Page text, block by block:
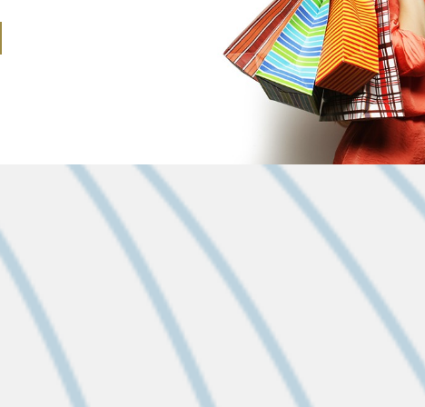
LES DERNIÈRES ACTUS
2026-08-26
ASSOCIATIONS :
SUBVENTIONS
Avant le 1er décembre
subvention municipale, les